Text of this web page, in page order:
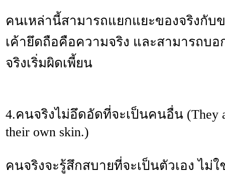
คนเหล่านี้สามารถแยกแยะของจริงกับ
เค้ายึดถือคือความจริง และสามารถบ
จริงเริ่มผิดเพี้ยน
4.คนจริงไม่อึดอัดที่จะเป็นคนอื่น (They
their own skin.)
คนจริงจะรู้สึกสบายที่จะเป็นตัวเอง ไม่ใ